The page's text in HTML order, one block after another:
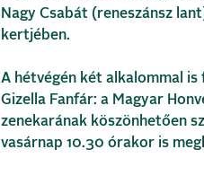
Nagy Csabát (reneszánsz
kertjében.
A hétvégén két alkalommal is
Gizella Fanfár: a Magyar
zenekarának köszönhetően
vasárnap 10.30 órakor is